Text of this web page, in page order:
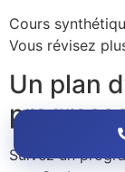
Cours
Vous révisez
Un plan
Suivez un